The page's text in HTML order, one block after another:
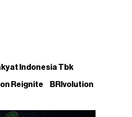
Indonesia Tbk
Reignite BRIvolution